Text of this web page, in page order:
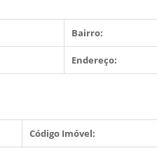
Bairro:
Endereço:
Código Imóvel: